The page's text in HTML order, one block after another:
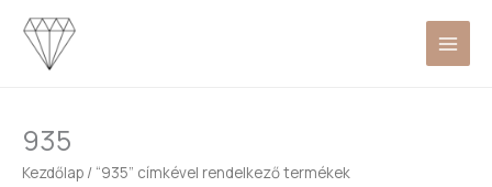
Skip
content
935
Kezdőlap / “935” címkével rendelkező termékek